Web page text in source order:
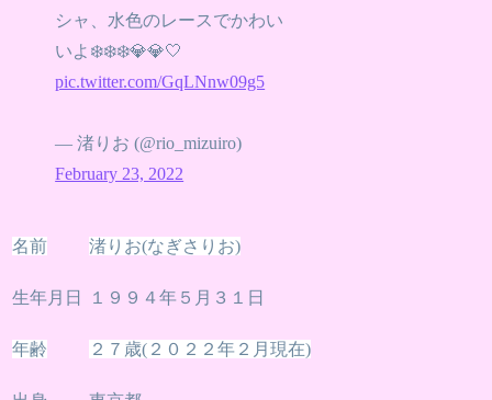
シャ、水色のレースでかわい
いよ❄️❄️❄️💎💎🤍
pic.twitter.com/GqLNnw09g5
— 渚りお (@rio_mizuiro)
February 23, 2022
名前 渚りお(なぎさりお)
生年月日 １９９４年５月３１日
年齢 ２７歳(２０２２年２月現在)